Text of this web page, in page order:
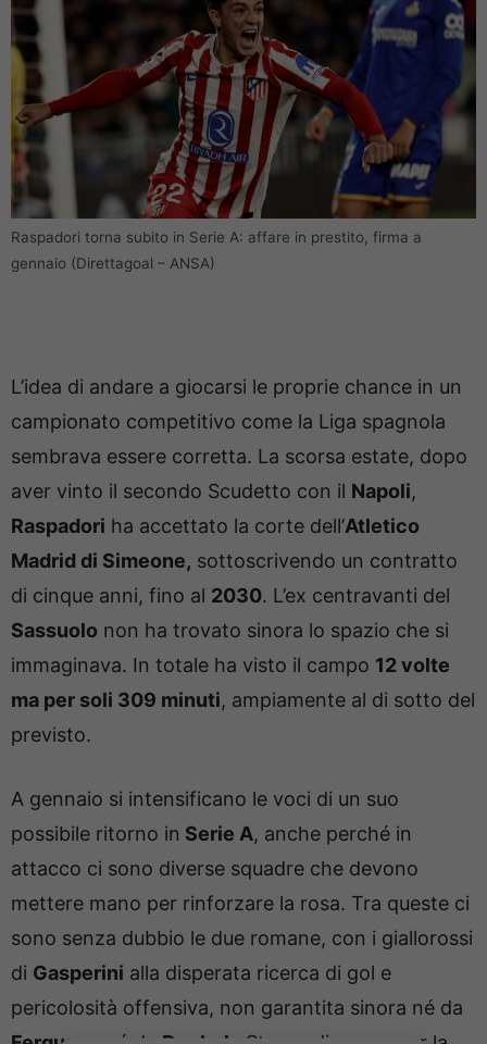
Raspadori torna subito in Serie A: affare in prestito, firma a
gennaio (Direttagoal – ANSA)
L’idea di andare a giocarsi le proprie chance in un
campionato competitivo come la Liga spagnola
sembrava essere corretta. La scorsa estate, dopo
aver vinto il secondo Scudetto con il Napoli,
Raspadori ha accettato la corte dell’Atletico
Madrid di Simeone, sottoscrivendo un contratto
di cinque anni, fino al 2030. L’ex centravanti del
Sassuolo non ha trovato sinora lo spazio che si
immaginava. In totale ha visto il campo 12 volte
ma per soli 309 minuti, ampiamente al di sotto del
previsto.
A gennaio si intensificano le voci di un suo
possibile ritorno in Serie A, anche perché in
attacco ci sono diverse squadre che devono
mettere mano per rinforzare la rosa. Tra queste ci
sono senza dubbio le due romane, con i giallorossi
di Gasperini alla disperata ricerca di gol e
pericolosità offensiva, non garantita sinora né da